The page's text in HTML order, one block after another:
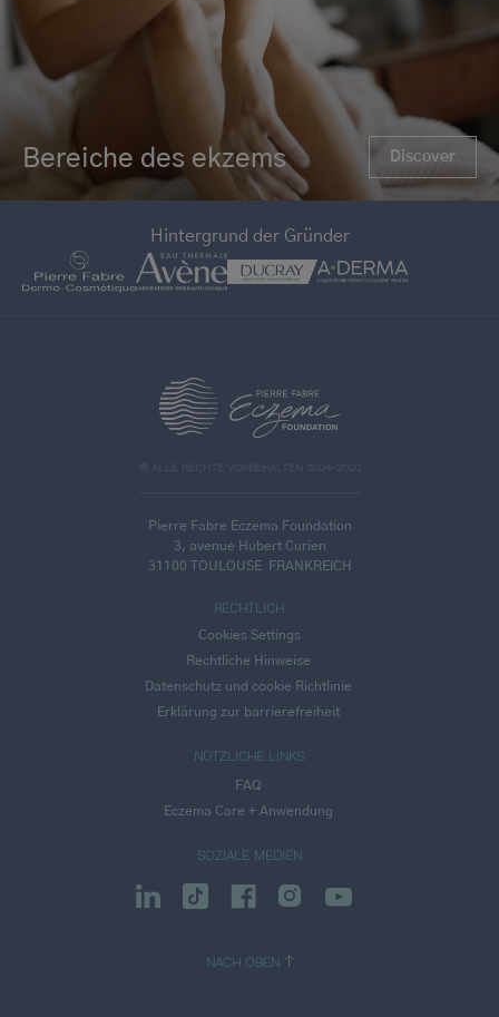
Bereiche des ekzems Discover
Hintergrund der Gründer
© ALLE RECHTE VORBEHALTEN 2004-2020
Pierre Fabre Eczema Foundation
3, avenue Hubert Curien
31100 TOULOUSE
FRANKREICH
NÜTZLICHE LINKS
FAQ
Eczema Care + Anwendung
RECHTLICH
Cookies Settings
Rechtliche Hinweise
Datenschutz und cookie Richtlinie
Erklärung zur barrierefreiheit
SOZIALE MEDIEN
NACH OBEN